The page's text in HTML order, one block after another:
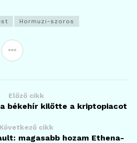
Hormuzi-szoros
Előző cikk
békehír kilőtte a kriptopiacot
Következő cikk
magasabb hozam Ethena-